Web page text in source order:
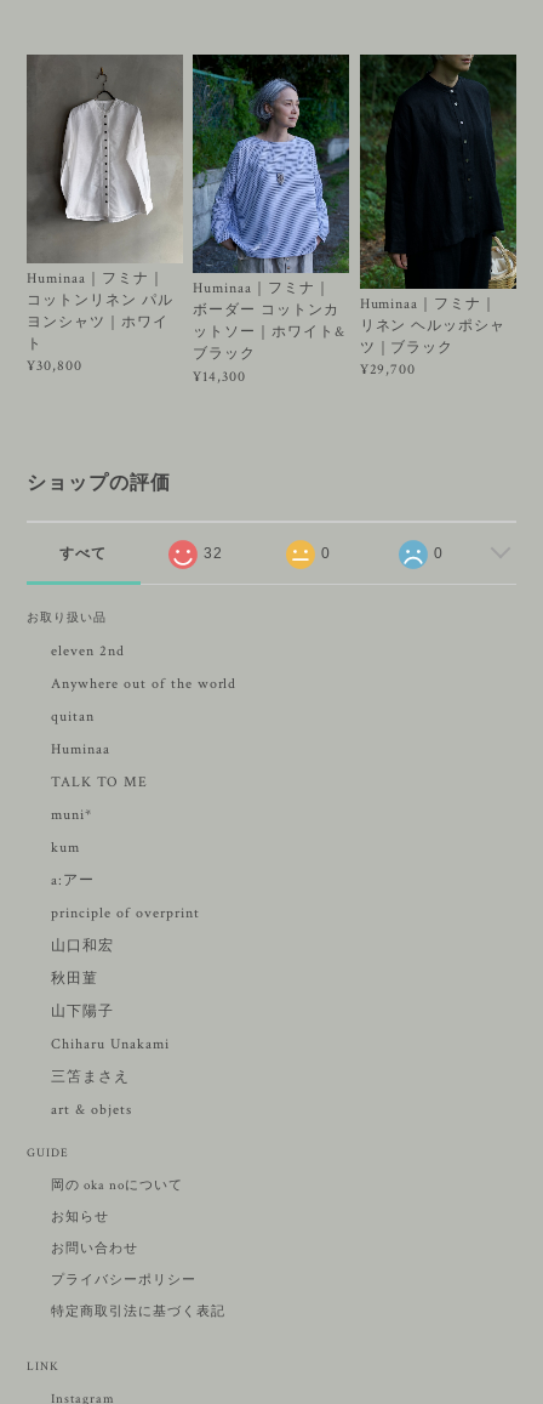
Huminaa｜フミナ｜
コットンリネン パル
ヨンシャツ｜ホワイ
ト
¥30,800
Huminaa｜フミナ｜
ボーダー コットンカ
ットソー｜ホワイト&
ブラック
¥14,300
Huminaa｜フミナ｜
リネン ヘルッポシャ
ツ｜ブラック
¥29,700
ショップの評価
すべて 32 0 0
お取り扱い品
eleven 2nd
Anywhere out of the world
quitan
Huminaa
TALK TO ME
muni*
kum
a:アー
principle of overprint
山口和宏
秋田菫
山下陽子
Chiharu Unakami
三笘まさえ
art & objets
GUIDE
岡の oka noについて
お知らせ
お問い合わせ
プライバシーポリシー
特定商取引法に基づく表記
LINK
Instagram